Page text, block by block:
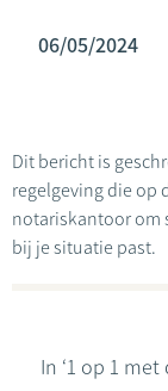
06/05/2024
Dit bericht is
regelgeving die op
notariskantoor om
bij je situatie past.
In ‘1 op 1 met